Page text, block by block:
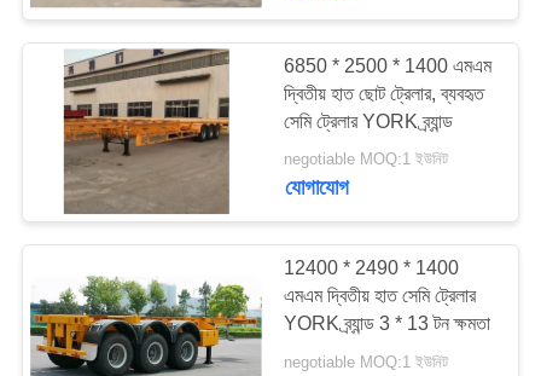
6850 * 2500 * 1400 এমএম
দ্বিতীয় হাত ছোট ট্রেলার, ব্যবহৃত
সেমি ট্রেলার YORK ব্র্যান্ড
negotiable MOQ:1 ইউনিট
যোগাযোগ
12400 * 2490 * 1400
এমএম দ্বিতীয় হাত সেমি ট্রেলার
YORK ব্র্যান্ড 3 * 13 টন ক্ষমতা
negotiable MOQ:1 ইউনিট